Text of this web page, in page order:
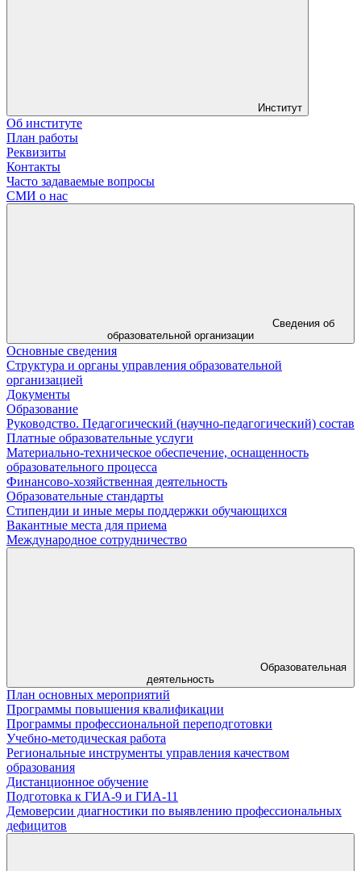
Институт
Об институте
План работы
Реквизиты
Контакты
Часто задаваемые вопросы
СМИ о нас
Сведения об
образовательной организации
Основные сведения
Структура и органы управления образовательной
организацией
Документы
Образование
Руководство. Педагогический (научно-педагогический) состав
Платные образовательные услуги
Материально-техническое обеспечение, оснащенность
образовательного процесса
Финансово-хозяйственная деятельность
Образовательные стандарты
Стипендии и иные меры поддержки обучающихся
Вакантные места для приема
Международное сотрудничество
Образовательная
деятельность
План основных мероприятий
Программы повышения квалификации
Программы профессиональной переподготовки
Учебно-методическая работа
Региональные инструменты управления качеством
образования
Дистанционное обучение
Подготовка к ГИА-9 и ГИА-11
Демоверсии диагностики по выявлению профессиональных
дефицитов